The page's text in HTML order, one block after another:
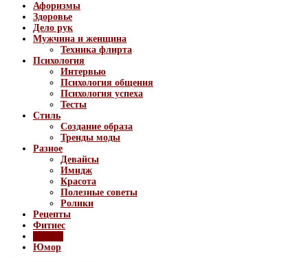
Афоризмы
Здоровье
Дело рук
Мужчина и женщина
Техника флирта
Психология
Интервью
Психология общения
Психология успеха
Тесты
Стиль
Создание образа
Тренды моды
Разное
Девайсы
Имидж
Красота
Полезные советы
Ролики
Рецепты
Фитнес
Юмор